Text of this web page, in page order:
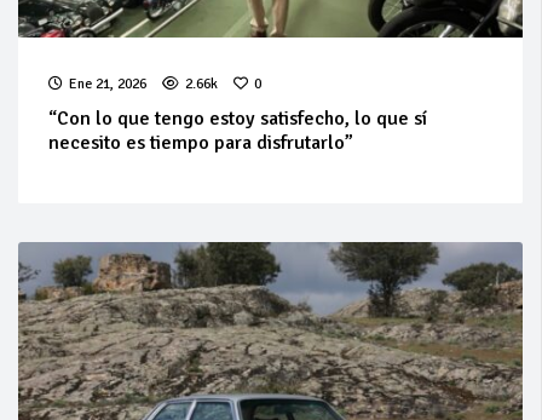
Ene 21, 2026 2.66k 0
“Con lo que tengo estoy satisfecho, lo que sí
necesito es tiempo para disfrutarlo”